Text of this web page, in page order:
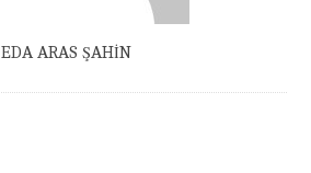
EDA ARAS ŞAHİN